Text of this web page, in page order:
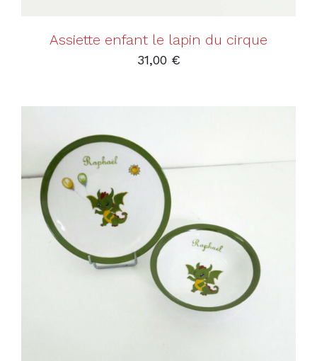
Assiette enfant le lapin du cirque
31,00 €
AJOUTER AU PANIER DÉTAILS